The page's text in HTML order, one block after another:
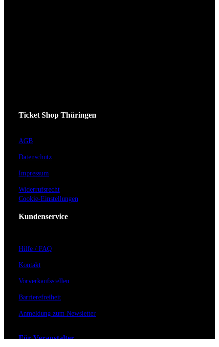
Ticket Shop Thüringen
AGB
Datenschutz
Impressum
Widerrufsrecht
Cookie-Einstellungen
Kundenservice
Hilfe / FAQ
Kontakt
Vorverkaufsstellen
Barrierefreiheit
Anmeldung zum Newsletter
Für Veranstalter